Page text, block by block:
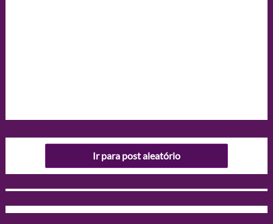
Ir para post aleatório